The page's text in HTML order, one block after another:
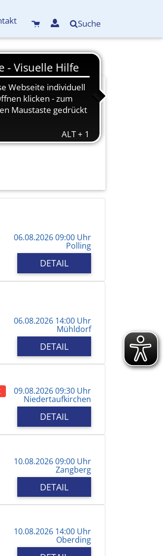
Suche
mdf.de
06.08.2026 09:00 Uhr
Polling
DETAIL
06.08.2026 14:00 Uhr
Mühldorf
DETAIL
09.08.2026 09:30 Uhr
Niedertaufkirchen
DETAIL
10.08.2026 09:00 Uhr
Zangberg
DETAIL
10.08.2026 14:00 Uhr
Oberding